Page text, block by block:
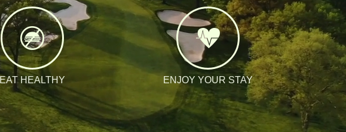
EAT HEALTHY ENJOY YOUR STAY